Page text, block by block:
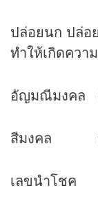
ปล่อยนก ปล่อ
ทำให้เกิดควา
อัญมณีมงคล
สีมงคล สี
เลขนำโชค